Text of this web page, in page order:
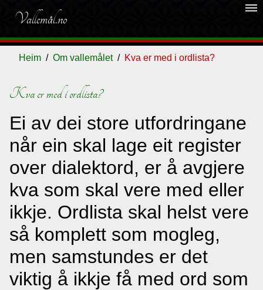
Vallemål.no
dehaze
Heim Om vallemålet Kva er med i ordlista?
Kva er med i ordlista?
Ei av dei store utfordringane
når ein skal lage eit register
over dialektord, er å avgjere
kva som skal vere med eller
ikkje. Ordlista skal helst vere
så komplett som mogleg,
men samstundes er det
viktig å ikkje få med ord som
Ordliste
Om
vallemålet
Gjestebok
Nyhende
Lenkjer